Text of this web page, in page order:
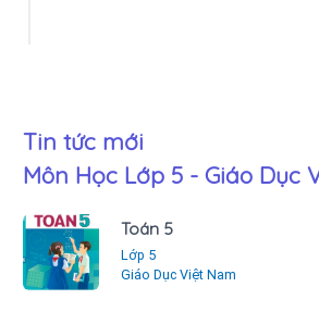
Tin tức mới
Môn Học Lớp 5 - Giáo Dục
Toán 5
Lớp 5
Giáo Dục Việt Nam